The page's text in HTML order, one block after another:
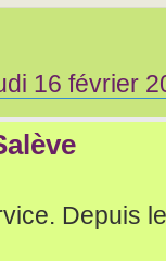
16 février
Depuis